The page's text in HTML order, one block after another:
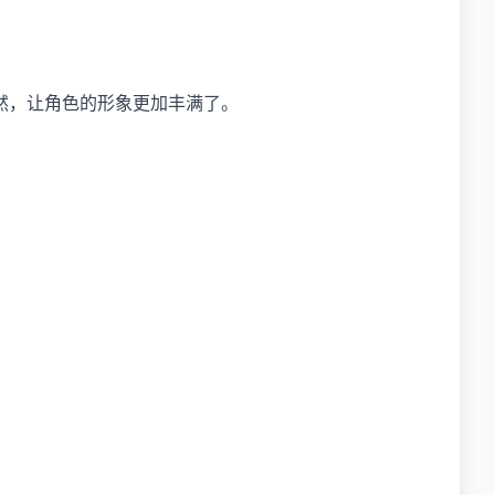
让角色的形象更加丰满了。